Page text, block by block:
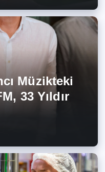
Müzikteki
33 Yıldır